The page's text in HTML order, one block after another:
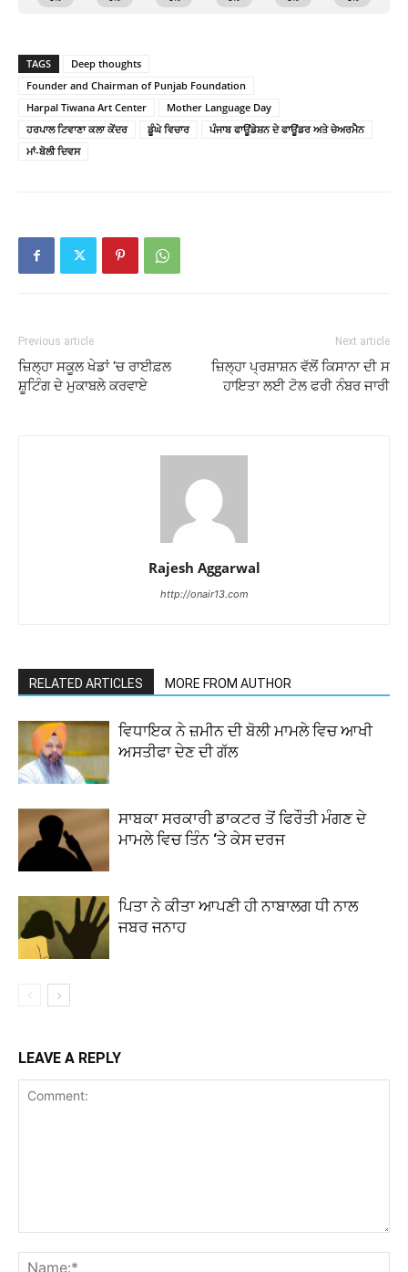
TAGS
Deep thoughts
Founder and Chairman of Punjab Foundation
Harpal Tiwana Art Center
Mother Language Day
ਹਰਪਾਲ ਟਿਵਾਣਾ ਕਲਾ ਕੇਂਦਰ
ਡੂੰਘੇ ਵਿਚਾਰ
ਪੰਜਾਬ ਫਾਊਂਡੇਸ਼ਨ ਦੇ ਫਾਊਂਡਰ ਅਤੇ ਚੇਅਰਮੈਨ
ਮਾਂ-ਬੋਲੀ ਦਿਵਸ
Previous article
ਜ਼ਿਲ੍ਹਾ ਸਕੂਲ ਖੇਡਾਂ ‘ਚ ਰਾਈਫ਼ਲ
ਸ਼ੂਟਿੰਗ ਦੇ ਮੁਕਾਬਲੇ ਕਰਵਾਏ
Next article
ਜ਼ਿਲ੍ਹਾ ਪ੍ਰਸ਼ਾਸ਼ਨ ਵੱਲੋਂ ਕਿਸਾਨਾ ਦੀ ਸ
ਹਾਇਤਾ ਲਈ ਟੋਲ ਫਰੀ ਨੰਬਰ ਜਾਰੀ
Rajesh Aggarwal
http://onair13.com
RELATED ARTICLES MORE FROM AUTHOR
ਵਿਧਾਇਕ ਨੇ ਜ਼ਮੀਨ ਦੀ ਬੋਲੀ ਮਾਮਲੇ ਵਿਚ ਆਖੀ
ਅਸਤੀਫਾ ਦੇਣ ਦੀ ਗੱਲ
ਸਾਬਕਾ ਸਰਕਾਰੀ ਡਾਕਟਰ ਤੋਂ ਫਿਰੌਤੀ ਮੰਗਣ ਦੇ
ਮਾਮਲੇ ਵਿਚ ਤਿੰਨ ‘ਤੇ ਕੇਸ ਦਰਜ
ਪਿਤਾ ਨੇ ਕੀਤਾ ਆਪਣੀ ਹੀ ਨਾਬਾਲਗ ਧੀ ਨਾਲ
ਜਬਰ ਜਨਾਹ
LEAVE A REPLY